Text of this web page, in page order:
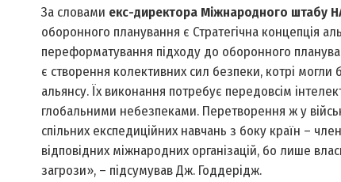
За словами екс-директора Міжнародного штабу
оборонного планування є Стратегічна концепція
переформатування підходу до оборонного
є створення колективних сил безпеки, котрі
альянсу. Їх виконання потребує передовсім
глобальними небезпеками. Перетворення ж у
спільних експедиційних навчань з боку країн –
відповідних міжнародних організацій, бо лише
загрози», – підсумував Дж. Годдерідж.